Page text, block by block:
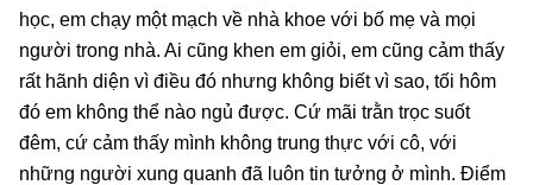
học, em chạy một mạch về nhà khoe với bố mẹ và mọi
người trong nhà. Ai cũng khen em giỏi, em cũng cảm thấy
rất hãnh diện vì điều đó nhưng không biết vì sao, tối hôm
đó em không thể nào ngủ được. Cứ mãi trằn trọc suốt
đêm, cứ cảm thấy mình không trung thực với cô, với
những người xung quanh đã luôn tin tưởng ở mình. Điểm